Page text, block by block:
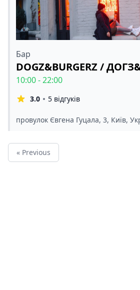
Бар
DOGZ&BURGERZ /
10:00 - 22:00
3.0 5 відгуків
провулок Євгена Гуцала, 3, Київ,
« Previous